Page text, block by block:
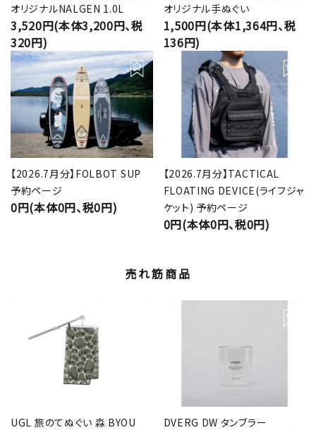
オリジナルNALGEN 1.0L
3,520円(本体3,200円、税
320円)
オリジナル手ぬぐい
1,500円(本体1,364円、税
136円)
【2026.7月分】FOLBOT SUP
予約ページ
0円(本体0円、税0円)
【2026.7月分】TACTICAL
FLOATING DEVICE(ライフジャ
ケット) 予約ページ
0円(本体0円、税0円)
売れ筋商品
UGL 旅のてぬぐい 淼 BYOU DVERG DW タンブラー